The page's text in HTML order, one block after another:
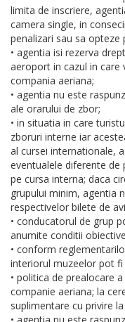
limita de inscriere,
camera single, in
penalizari sau sa opteze
• agentia isi rezerva
aeroport in cazul in care
compania aeriana;
• agentia nu este
ale orarului de zbor;
• in situatia in care
zboruri interne iar
al cursei internationale,
eventualele diferente
pe cursa interna; daca
grupului minim, agentia
respectivelor bilete de
• conducatorul de grup
anumite conditii
• conform
interiorul muzeelor pot
• politica de prealocare
companie aeriana; la
suplimentare cu privire